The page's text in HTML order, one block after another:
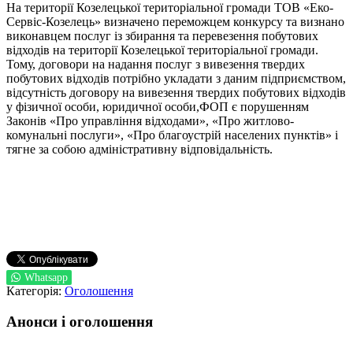
На території Козелецької територіальної громади ТОВ «Еко-
Сервіс-Козелець» визначено переможцем конкурсу та визнано
виконавцем послуг із збирання та перевезення побутових
відходів на території Козелецької територіальної громади.
Тому, договори на надання послуг з вивезення твердих
побутових відходів потрібно укладати з даним підприємством,
відсутність договору на вивезення твердих побутових відходів
у фізичної особи, юридичної особи,ФОП є порушенням
Законів «Про управління відходами», «Про житлово-
комунальні послуги», «Про благоустрій населених пунктів» і
тягне за собою адміністративну відповідальність.
Whatsapp
Категорія: Оголошення
Анонси і оголошення